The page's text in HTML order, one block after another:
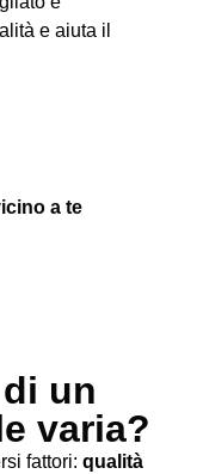
e aiuta il
a te
un
varia?
fattori: qualità